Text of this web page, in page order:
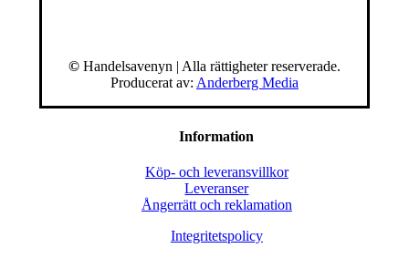
© Handelsavenyn | Alla rättigheter reserverade.
Producerat av: Anderberg Media
Information
Köp- och leveransvillkor
Leveranser
Ångerrätt och reklamation
Integritetspolicy